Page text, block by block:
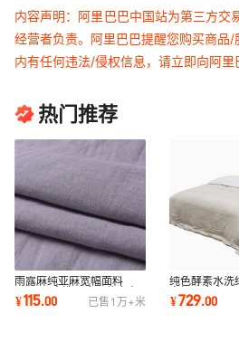
内容声明：阿里巴巴中国站为第三方
经营者负责。阿里巴巴提醒您购买商品
内有任何违法/侵权信息，请立即向阿里
热门推荐
雨露麻纯亚麻宽幅面料
290cm水洗亚麻四件套布
料ML008linenbedding
¥115.00 已售 1万+米
纯色酵素水洗
宽幅亚麻床品
¥729.00